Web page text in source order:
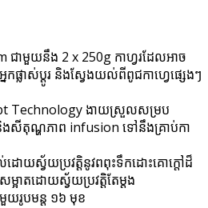
ជាមួយនឹង 2 x 250g កាហ្វរដែលអាច
នកផ្លាស់ប្តូរ និងស្វែងយល់ពីពូជកាហ្វេផ្សេងៗ
Technology ងាយស្រួលសម្រប
ងសីតុណ្ហភាព infusion ទៅនឹងគ្រាប់កា
ោយស្វ័យប្រវត្តិនូវពពុះទឹកដោះគោក្តៅដ៏
អាតដោយស្វ័យប្រវត្តិតែម្តង
មួយរូបមន្ត ១៦​ មុខ